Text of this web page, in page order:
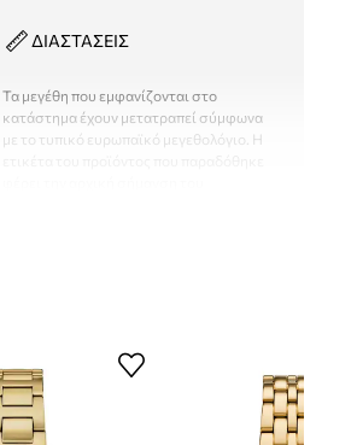
ΔΙΑΣΤΑΣΕΙΣ
Τα μεγέθη που εμφανίζονται στο
κατάστημα έχουν μετατραπεί σύμφωνα
με το τυπικό ευρωπαϊκό μεγεθολόγιο. Η
Αδιάβροχο
5 ΑΤΜ
Οθόνη